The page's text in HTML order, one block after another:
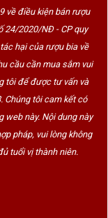
về điều kiện bán rượu
24/2020/NĐ - CP quy
hại của rượu bia về
cầu cần mua sắm vui
tôi để được tư vấn và
Chúng tôi cam kết có
web này. Nội dung này
pháp, vui lòng không
tuổi vị thành niên.